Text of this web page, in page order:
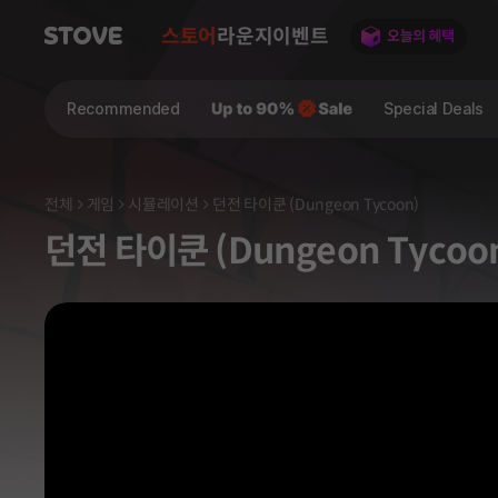
스토어 라운지 이벤트
Recommended Special Deals
전체 게임 시뮬레이션 던전 타이쿤 (Dungeon Tycoon)
던전 타이쿤 (Dungeon